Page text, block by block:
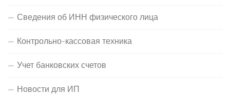
Сведения об ИНН физического лица
Контрольно-кассовая техника
Учет банковских счетов
Новости для ИП